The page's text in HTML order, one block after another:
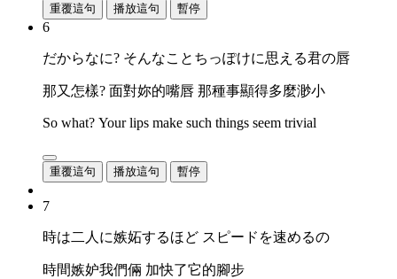
重覆這句 播放這句 暫停
6
だからなに? そんなことちっぽけに思える君の唇
那又怎樣? 面對妳的嘴唇 那種事顯得多麼渺小
So what? Your lips make such things seem trivial
重覆這句 播放這句 暫停
7
時は二人に嫉妬するほど スピードを速めるの
時間嫉妒我們倆 加快了它的腳步